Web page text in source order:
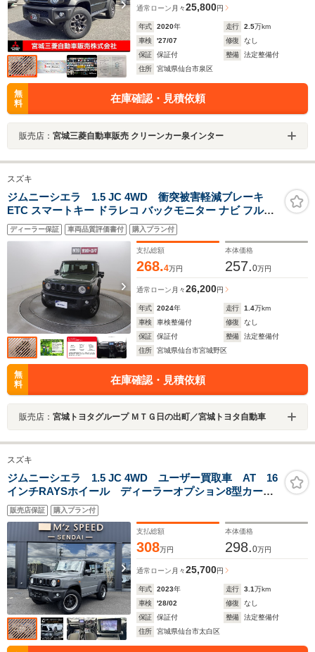
通常ローン 月々25,800円
年式 2020年 走行 2.5万km
車検
'27/07 修復
なし
保証
保証付 整備
法定整備付
住所
宮城県仙台市泉区
無
料
在庫確認・見積依頼
販売店： 宮城三菱自動車販売 クリーンカー泉インター
スズキ
ジムニーシエラ 1.5 JC 4WD 衝突被害軽減ブレーキ
ETC スマートキー ドラレコ バックモニター ナビ フルセ
グTV ワンオーナー
ディーラー保証 車両品質評価書付 購入プラン付
支払総額
268.4万円
本体価格
257.0万円
通常ローン 月々26,200円
年式 2024年 走行 1.4万km
車検
車検整備付 修復
なし
保証
保証付 整備
法定整備付
住所
宮城県仙台市宮城野区
無
料
在庫確認・見積依頼
販売店： 宮城トヨタグループ ＭＴＧ日の出町／宮城トヨタ自動車
スズキ
ジムニーシエラ 1.5 JC 4WD ユーザー買取車 AT 16
インチRAYSホイール ディーラーオプション8型カーナ
ビ バックカメラ ETC 社外マフラー シートヒータ
ー クルーズコントロール プッシュスタート アイド
リングストップ
販売店保証 購入プラン付
支払総額
308万円
本体価格
298.0万円
通常ローン 月々25,700円
年式 2023年 走行 3.1万km
車検
'28/02 修復
なし
保証
保証付 整備
法定整備付
住所
宮城県仙台市太白区